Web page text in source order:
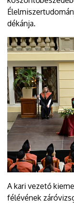
dékánja.
A kari vezető
félévének